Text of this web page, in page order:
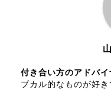
付き合い方のアドバイ
ブカル的なものが好